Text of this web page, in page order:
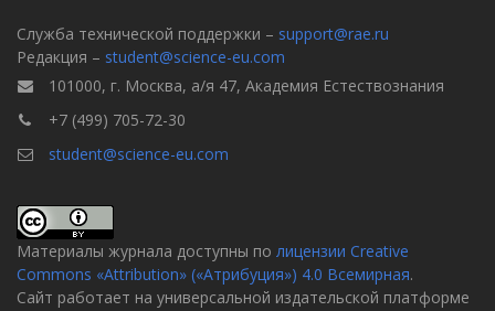
Служба технической поддержки – support@rae.ru
Редакция – student@science-eu.com
101000, г. Москва, а/я 47, Академия Естествознания
+7 (499) 705-72-30
student@science-eu.com
Материалы журнала доступны по лицензии Creative
Commons «Attribution» («Атрибуция») 4.0 Всемирная.
Сайт работает на универсальной издательской платформе